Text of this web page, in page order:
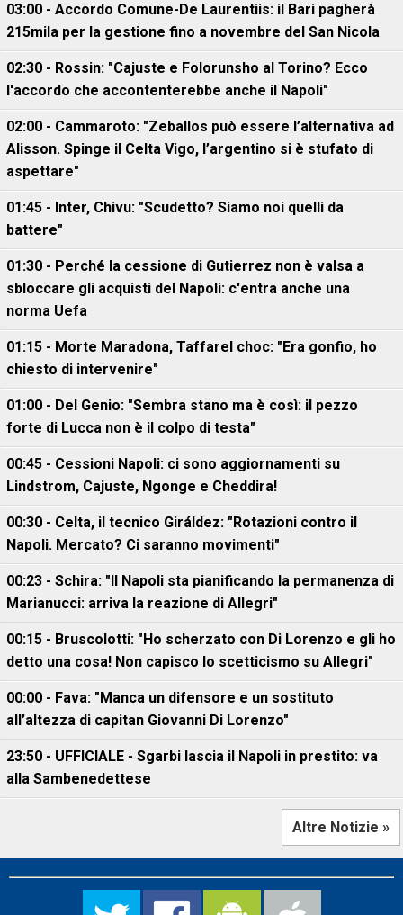
03:00 - Accordo Comune-De Laurentiis: il Bari pagherà
215mila per la gestione fino a novembre del San Nicola
02:30 - Rossin: "Cajuste e Folorunsho al Torino? Ecco
l'accordo che accontenterebbe anche il Napoli"
02:00 - Cammaroto: "Zeballos può essere l’alternativa ad
Alisson. Spinge il Celta Vigo, l’argentino si è stufato di
aspettare"
01:45 - Inter, Chivu: "Scudetto? Siamo noi quelli da
battere"
01:30 - Perché la cessione di Gutierrez non è valsa a
sbloccare gli acquisti del Napoli: c'entra anche una
norma Uefa
01:15 - Morte Maradona, Taffarel choc: "Era gonfio, ho
chiesto di intervenire"
01:00 - Del Genio: "Sembra stano ma è così: il pezzo
forte di Lucca non è il colpo di testa"
00:45 - Cessioni Napoli: ci sono aggiornamenti su
Lindstrom, Cajuste, Ngonge e Cheddira!
00:30 - Celta, il tecnico Giráldez: "Rotazioni contro il
Napoli. Mercato? Ci saranno movimenti"
00:23 - Schira: "Il Napoli sta pianificando la permanenza di
Marianucci: arriva la reazione di Allegri"
00:15 - Bruscolotti: "Ho scherzato con Di Lorenzo e gli ho
detto una cosa! Non capisco lo scetticismo su Allegri"
00:00 - Fava: "Manca un difensore e un sostituto
all’altezza di capitan Giovanni Di Lorenzo"
23:50 - UFFICIALE - Sgarbi lascia il Napoli in prestito: va
alla Sambenedettese
Altre Notizie »